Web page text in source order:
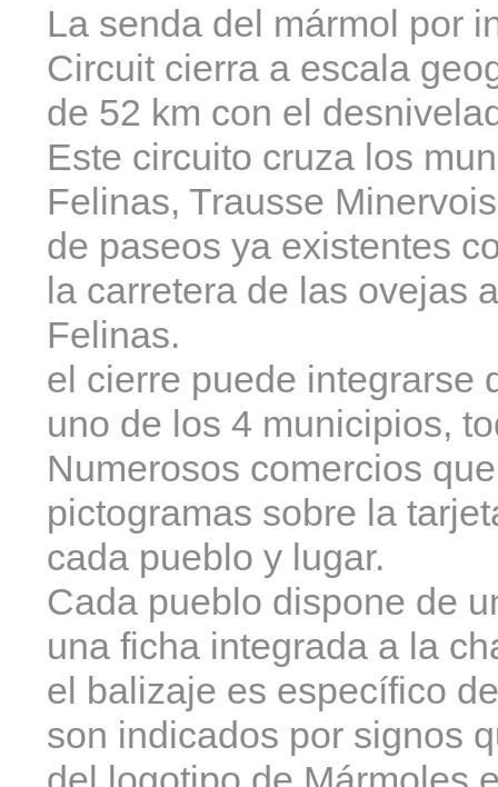
La senda del mármol por
Circuit cierra a escala
de 52 km con el
Este circuito cruza los
Felinas, Trausse
de paseos ya existentes
la carretera de las ovejas
Felinas.
el cierre puede integrarse
uno de los 4 municipios,
Numerosos comercios
pictogramas sobre la
cada pueblo y lugar.
Cada pueblo dispone de
una ficha integrada a la
el balizaje es específico
son indicados por signos